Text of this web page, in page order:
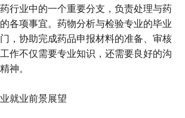
行业中的一个重要分支，负责处理与药
各项事宜。药物分析与检验专业的毕业
，协助完成药品申报材料的准备、审核
作不仅需要专业知识，还需要良好的沟
神。
就业前景展望